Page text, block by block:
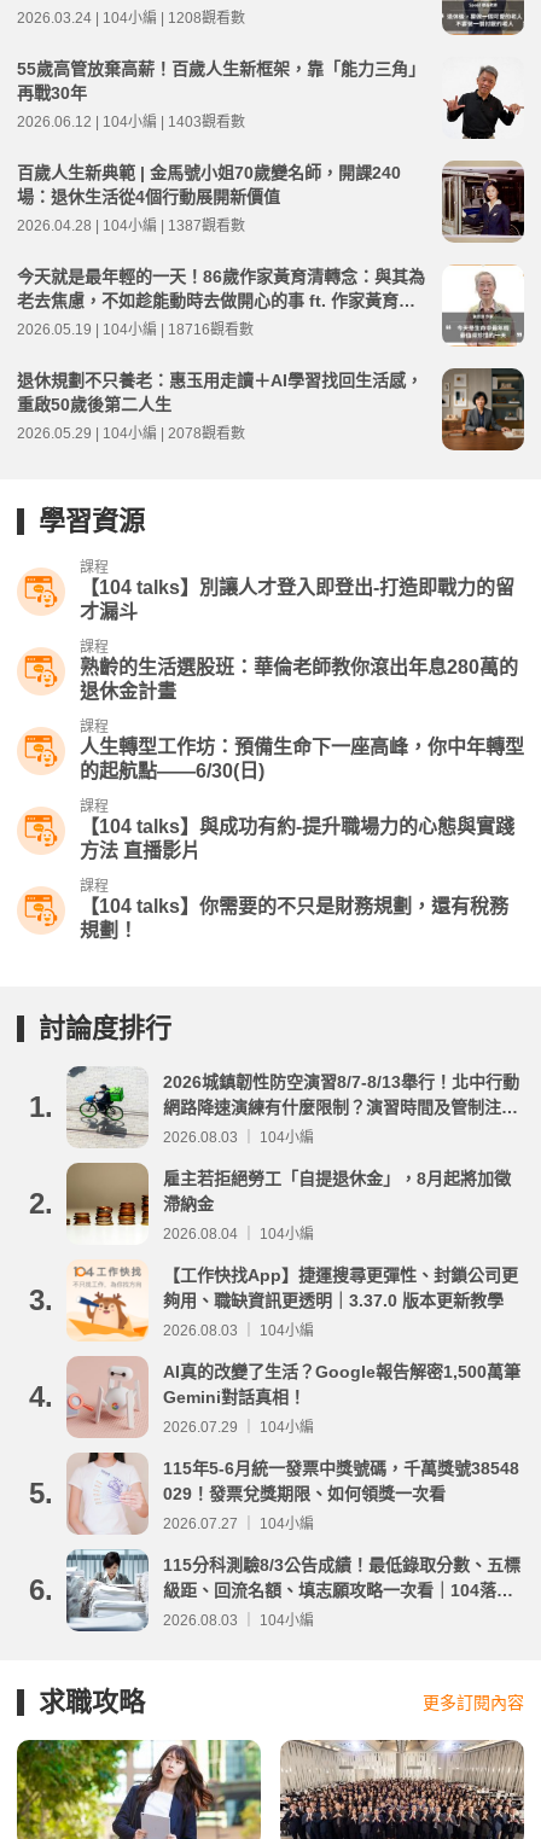
Speed 德昌 | 高年級不打烊 x 用 AI 點亮第二人生 EP2
2026.03.24 | 104小編 | 1208觀看數
55歲高管放棄高薪！百歲人生新框架，靠「能力三角」
再戰30年
2026.06.12 | 104小編 | 1403觀看數
百歲人生新典範 | 金馬號小姐70歲變名師，開課240
場：退休生活從4個行動展開新價值
2026.04.28 | 104小編 | 1387觀看數
今天就是最年輕的一天！86歲作家黃育清轉念：與其為
老去焦慮，不如趁能動時去做開心的事 ft. 作家黃育清 |
高年級不打烊 x 用 AI 點亮第二人生 EP273
2026.05.19 | 104小編 | 18716觀看數
退休規劃不只養老：惠玉用走讀＋AI學習找回生活感，
重啟50歲後第二人生
2026.05.29 | 104小編 | 2078觀看數
學習資源
課程
【104 talks】別讓人才登入即登出-打造即戰力的留
才漏斗
課程
熟齡的生活選股班：華倫老師教你滾出年息280萬的
退休金計畫
課程
人生轉型工作坊：預備生命下一座高峰，你中年轉型
的起航點——6/30(日)
課程
【104 talks】與成功有約-提升職場力的心態與實踐
方法 直播影片
課程
【104 talks】你需要的不只是財務規劃，還有稅務
規劃！
討論度排行
1.
2026城鎮韌性防空演習8/7-8/13舉行！北中行動
網路降速演練有什麼限制？演習時間及管制注意
事項整理
2026.08.03 ｜ 104小編
2.
雇主若拒絕勞工「自提退休金」，8月起將加徵
滯納金
2026.08.04 ｜ 104小編
3.
【工作快找App】捷運搜尋更彈性、封鎖公司更
夠用、職缺資訊更透明｜3.37.0 版本更新教學
2026.08.03 ｜ 104小編
4.
AI真的改變了生活？Google報告解密1,500萬筆
Gemini對話真相！
2026.07.29 ｜ 104小編
5.
115年5-6月統一發票中獎號碼，千萬獎號38548
029！發票兌獎期限、如何領獎一次看
2026.07.27 ｜ 104小編
6.
115分科測驗8/3公告成績！最低錄取分數、五標
級距、回流名額、填志願攻略一次看｜104落點
分析
2026.08.03 ｜ 104小編
求職攻略 更多訂閱內容